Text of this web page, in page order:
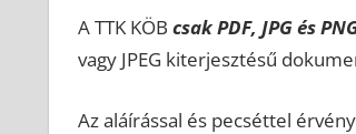
A TTK KÖB csak PDF, JPG és
vagy JPEG kiterjesztésű
Az aláírással és pecséttel